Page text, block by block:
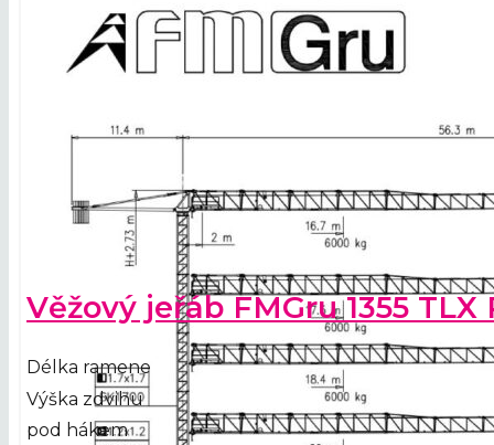
Věžový jeřáb FMGru 1355 TLX
Délka ramene
Výška zdvihu
pod hákem